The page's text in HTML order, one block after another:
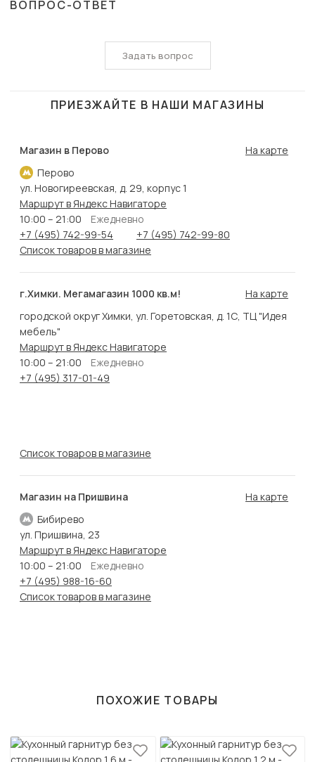
ВОПРОС-ОТВЕТ
Задать вопрос
ПРИЕЗЖАЙТЕ В НАШИ МАГАЗИНЫ
Магазин в Перово
Перово
На карте
ул. Новогиреевская, д. 29, корпус 1
Маршрут в Яндекс Навигаторе
10:00 – 21:00
Ежедневно
+7 (495) 742-99-54
+7 (495) 742-99-80
Список товаров в магазине
г.Химки. Мегамагазин 1000 кв.м!
На карте
городской округ Химки, ул. Горетовская, д. 1С, ТЦ "Идея
мебель"
Маршрут в Яндекс Навигаторе
10:00 – 21:00
Ежедневно
+7 (495) 317-01-49
Список товаров в магазине
Магазин на Пришвина
Бибирево
На карте
ул. Пришвина, 23
Маршрут в Яндекс Навигаторе
10:00 – 21:00
Ежедневно
+7 (495) 988-16-60
Список товаров в магазине
ПОХОЖИЕ ТОВАРЫ